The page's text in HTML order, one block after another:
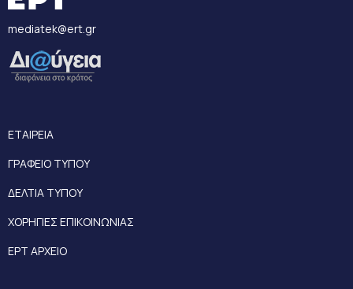
mediatek@ert.gr
ΕΤΑΙΡΕΙΑ
ΓΡΑΦΕΙΟ ΤΥΠΟΥ
ΔΕΛΤΙΑ ΤΥΠΟΥ
ΧΟΡΗΓΙΕΣ ΕΠΙΚΟΙΝΩΝΙΑΣ
ΕΡΤ ΑΡΧΕΙΟ